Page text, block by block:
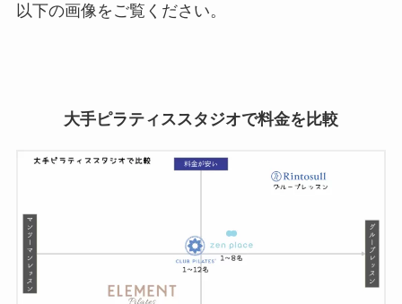
以下の画像をご覧ください。
大手ピラティススタジオで料金を比較